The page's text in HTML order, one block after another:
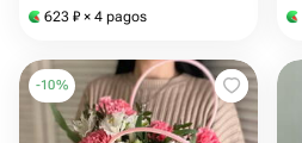
623 ₽ × 4 pagos
-10%